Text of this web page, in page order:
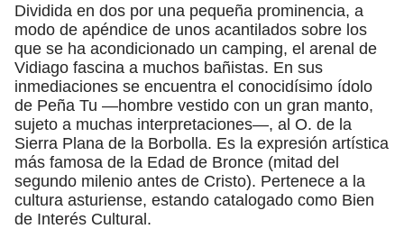
Dividida en dos por una pequeña prominencia, a
modo de apéndice de unos acantilados sobre los
que se ha acondicionado un camping, el arenal de
Vidiago fascina a muchos bañistas. En sus
inmediaciones se encuentra el conocidísimo ídolo
de Peña Tu —hombre vestido con un gran manto,
sujeto a muchas interpretaciones—, al O. de la
Sierra Plana de la Borbolla. Es la expresión artística
más famosa de la Edad de Bronce (mitad del
segundo milenio antes de Cristo). Pertenece a la
cultura asturiense, estando catalogado como Bien
de Interés Cultural.